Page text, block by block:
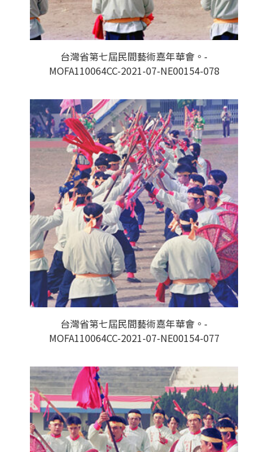
台灣省第七屆民間藝術嘉年華會。-
MOFA110064CC-2021-07-NE00154-078
台灣省第七屆民間藝術嘉年華會。-
MOFA110064CC-2021-07-NE00154-077